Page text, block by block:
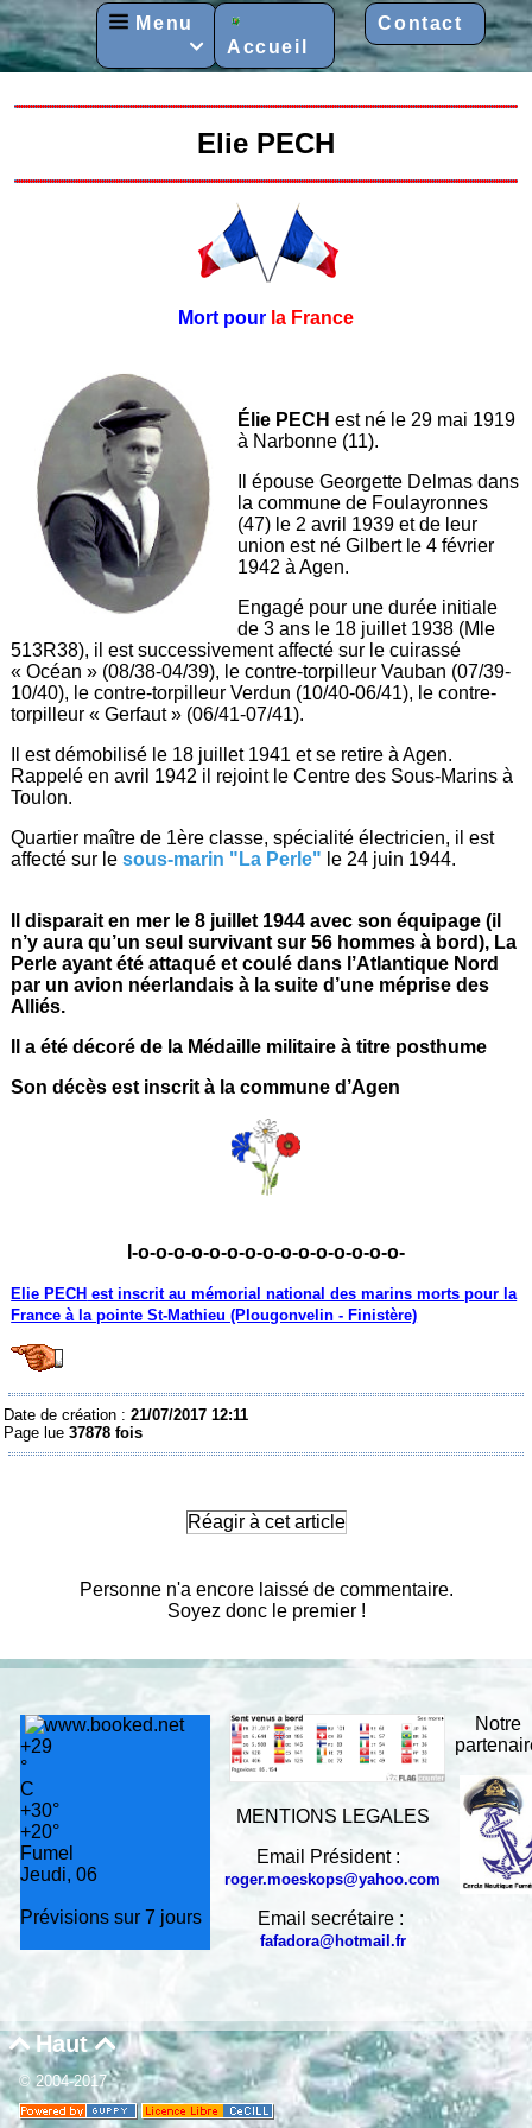
Menu
 Accueil
Contact
Elie PECH
Mort pour la France
Élie PECH est né le 29 mai 1919
à Narbonne (11).
Il épouse Georgette Delmas dans
la commune de Foulayronnes
(47) le 2 avril 1939 et de leur
union est né Gilbert le 4 février
1942 à Agen.
Engagé pour une durée initiale
de 3 ans le 18 juillet 1938 (Mle
513R38), il est successivement affecté sur le cuirassé
« Océan » (08/38-04/39), le contre-torpilleur Vauban (07/39-
10/40), le contre-torpilleur Verdun (10/40-06/41), le contre-
torpilleur « Gerfaut » (06/41-07/41).
Il est démobilisé le 18 juillet 1941 et se retire à Agen.
Rappelé en avril 1942 il rejoint le Centre des Sous-Marins à
Toulon.
Quartier maître de 1ère classe, spécialité électricien, il est
affecté sur le sous-marin "La Perle" le 24 juin 1944.
Il disparait en mer le 8 juillet 1944 avec son équipage (il
n’y aura qu’un seul survivant sur 56 hommes à bord), La
Perle ayant été attaqué et coulé dans l’Atlantique Nord
par un avion néerlandais à la suite d’une méprise des
Alliés.
Il a été décoré de la Médaille militaire à titre posthume
Son décès est inscrit à la commune d’Agen
I-o-o-o-o-o-o-o-o-o-o-o-o-o-o-o-
Elie PECH est inscrit au mémorial national des marins morts pour la
France à la pointe St-Mathieu (Plougonvelin - Finistère)
Date de création :21/07/2017 12:11
Page lue37878 fois
Réagir à cet article
Personne n'a encore laissé de commentaire.
Soyez donc le premier !
+29
°
C
+30°
+20°
Fumel
Jeudi, 06
Prévisions sur 7 jours
MENTIONS LEGALES
Email Président :
roger.moeskops@yahoo.com
Email secrétaire :
fafadora@hotmail.fr
Notre
Haut
© 2004-2017